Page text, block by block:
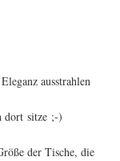
ausstrahlen
dort sitze ;-)
der Tische, die